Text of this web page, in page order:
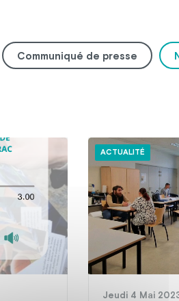
Communiqué de presse
ACTUALITÉ
Jeudi 4 Mai